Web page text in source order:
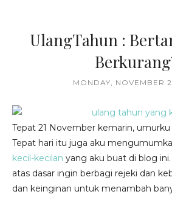
UlangTahun :
MONDAY, NOVEMBER
Tepat 21 November kemarin, umurku
Tepat hari itu juga aku
kecil-kecilan yang aku buat di blog
atas dasar ingin berbagi rejeki dan
dan keinginan untuk menambah